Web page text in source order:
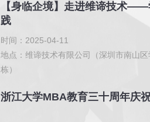
【身临企境】走进维谛技术
践
时间：2025-04-11
地点：维谛技术有限公司（深圳市南山
栋）
浙江大学MBA教育三十周年庆